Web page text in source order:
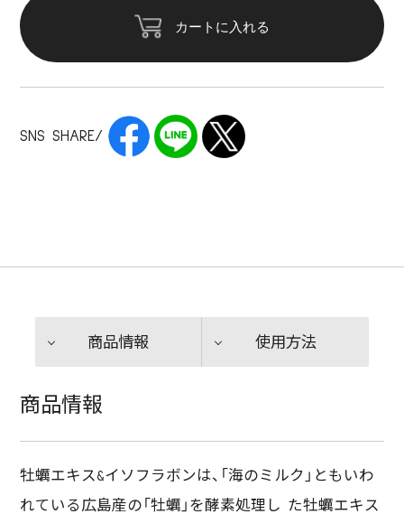
カートに入れる
SNS SHARE/
商品情報 使用方法
商品情報
牡蠣エキス&イソフラボンは、「海のミルク」ともいわ
れている広島産の「牡蠣」を酵素処理し た牡蠣エキス